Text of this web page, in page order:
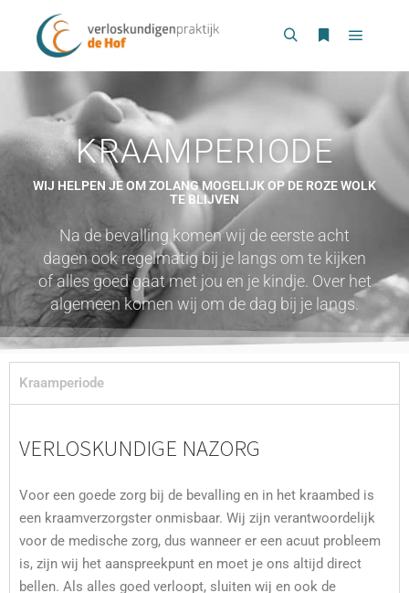
KRAAMPERIODE
WIJ HELPEN JE OM ZOLANG MOGELIJK OP DE ROZE WOLK
TE BLIJVEN
Na de bevalling komen wij de eerste acht
dagen ook regelmatig bij je langs om te kijken
of alles goed gaat met jou en je kindje. Over het
algemeen komen wij om de dag bij je langs.
Kraamperiode
VERLOSKUNDIGE NAZORG
Voor een goede zorg bij de bevalling en in het kraambed is
een kraamverzorgster onmisbaar. Wij zijn verantwoordelijk
voor de medische zorg, dus wanneer er een acuut probleem
is, zijn wij het aanspreekpunt en moet je ons altijd direct
bellen. Als alles goed verloopt, sluiten wij en ook de